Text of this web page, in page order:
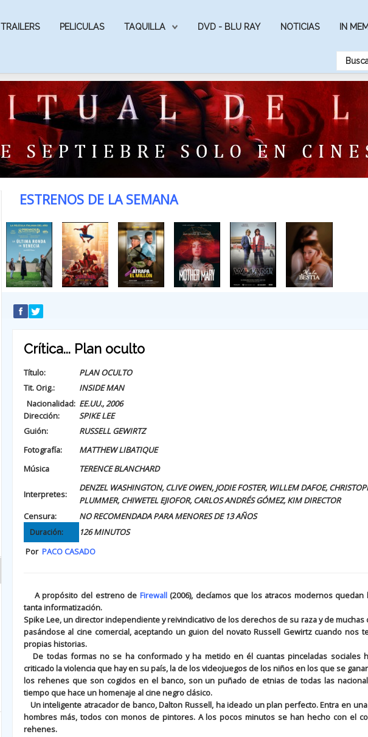
TRAILERS PELICULAS TAQUILLA DVD - BLU RAY NOTICIAS IN
ESTRENOS DE LA SEMANA
Crítica... Plan oculto
Título:
PLAN OCULTO
Tit. Orig.:
INSIDE MAN
Nacionalidad: EE.UU., 2006
Dirección:
SPIKE LEE
Guión:
RUSSELL GEWIRTZ
Fotografía:
MATTHEW LIBATIQUE
Música
TERENCE BLANCHARD
Interpretes:
DENZEL WASHINGTON, CLIVE OWEN, JODIE FOSTER, WILLEM DAFOE,
PLUMMER, CHIWETEL EJIOFOR, CARLOS ANDRÉS GÓMEZ, KIM DIRECTOR
Censura:
NO RECOMENDADA PARA MENORES DE 13 AÑOS
Duración:
126 MINUTOS
Por PACO CASADO
A propósito del estreno de Firewall(2006), decíamos que los atracos modernos
tanta informatización.
Spike Lee, un director independiente y reivindicativo de los derechos de su raza y de
pasándose al cine comercial, aceptando un guion del novato Russell Gewirtz cuando nos
propias historias.
De todas formas no se ha conformado y ha metido en él cuantas pinceladas sociales
criticado la violencia que hay en su país, la de los videojuegos de los niños en los que se
los rehenes que son cogidos en el banco, son un puñado de etnias de todas las
tiempo que hace un homenaje al cine negro clásico.
Un inteligente atracador de banco, Dalton Russell, ha ideado un plan perfecto. Entra en
hombres más, todos con monos de pintores. A los pocos minutos se han hecho con el
rehenes.